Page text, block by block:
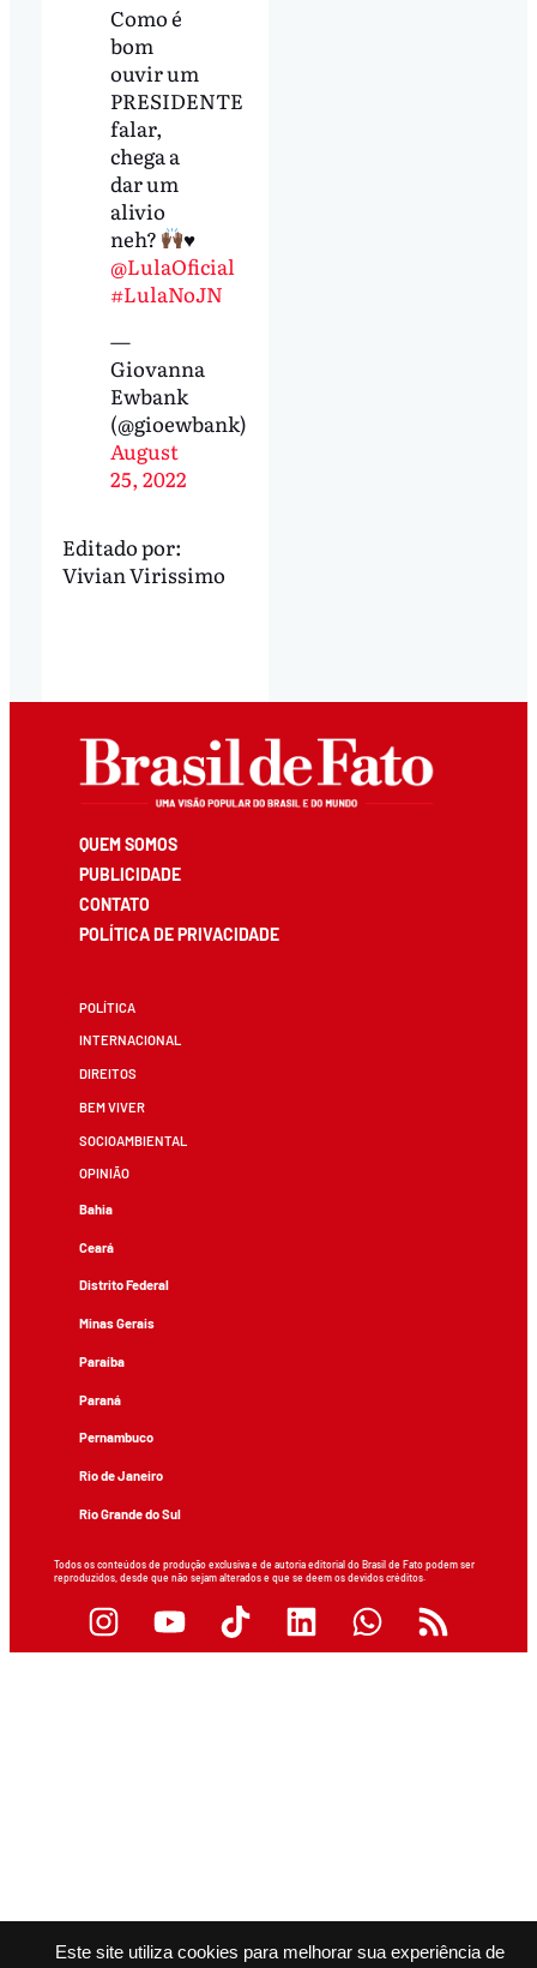
Este site utiliza cookies para melhorar sua experiência de
Como é
bom
ouvir um
PRESIDENTE
falar,
chega a
dar um
alivio
neh?
♥️
@LulaOficial
#LulaNoJN
—
Giovanna
Ewbank
(@gioewbank)
August
25, 2022
Editado por:
Vivian Virissimo
QUEM SOMOS
PUBLICIDADE
CONTATO
POLÍTICA DE PRIVACIDADE
POLÍTICA
INTERNACIONAL
DIREITOS
BEM VIVER
SOCIOAMBIENTAL
OPINIÃO
Bahia
Ceará
Distrito Federal
Minas Gerais
Paraíba
Paraná
Pernambuco
Rio de Janeiro
Rio Grande do Sul
Todos os conteúdos de produção exclusiva e de autoria editorial do Brasil de Fato podem ser
reproduzidos, desde que não sejam alterados e que se deem os devidos créditos.